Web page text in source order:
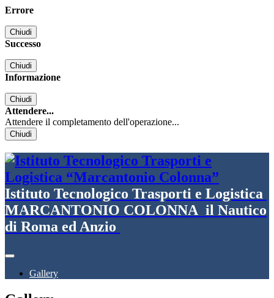
Errore
Chiudi
Successo
Chiudi
Informazione
Chiudi
Attendere...
Attendere il completamento dell'operazione...
Chiudi
Istituto Tecnologico Trasporti e Logistica
MARCANTONIO COLONNA il Nautico
di Roma ed Anzio
Gallery